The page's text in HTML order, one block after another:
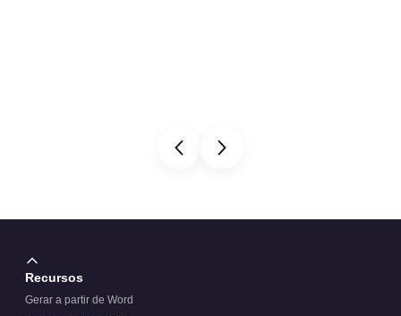
Recursos
Gerar a partir de Word